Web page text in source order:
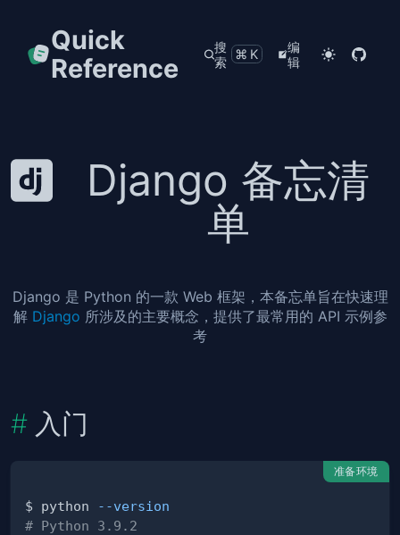
Quick
Reference
搜
索
⌘K
编
辑
Django 备忘清
单
Django 是 Python 的一款 Web 框架，本备忘单旨在快速理
解 Django 所涉及的主要概念，提供了最常用的 API 示例参
考
入门
准备环境
$ python
--version
# Python 3.9.2